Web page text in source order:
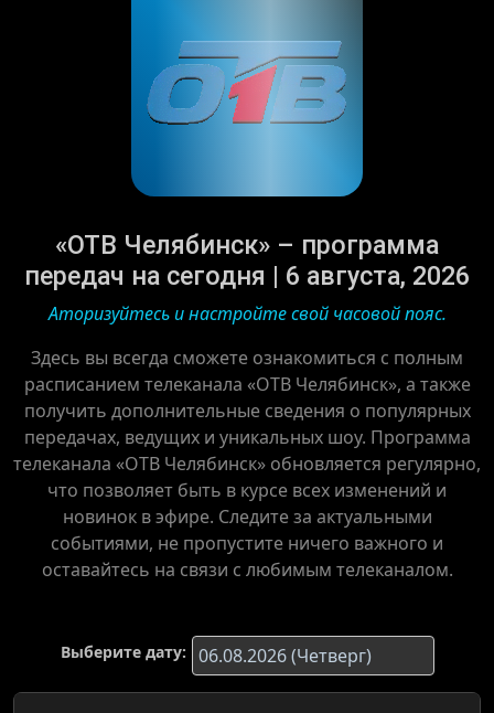
«ОТВ Челябинск» – программа
передач на сегодня | 6 августа, 2026
Аторизуйтесь и настройте свой часовой пояс.
Здесь вы всегда сможете ознакомиться с полным
расписанием телеканала «ОТВ Челябинск», а также
получить дополнительные сведения о популярных
передачах, ведущих и уникальных шоу. Программа
телеканала «ОТВ Челябинск» обновляется регулярно,
что позволяет быть в курсе всех изменений и
новинок в эфире. Следите за актуальными
событиями, не пропустите ничего важного и
оставайтесь на связи с любимым телеканалом.
Выберите дату: